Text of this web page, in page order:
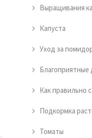
Выращивания
Капуста
Уход за
Благоприятные
Как правильно
Подкормка
Томаты